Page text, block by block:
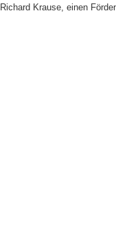
Richard Krause, einen